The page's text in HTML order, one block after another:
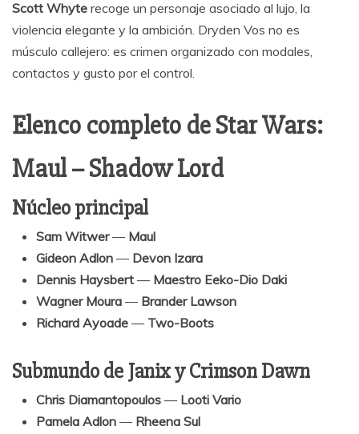
Scott Whyte recoge un personaje asociado al lujo, la
violencia elegante y la ambición. Dryden Vos no es
músculo callejero: es crimen organizado con modales,
contactos y gusto por el control.
Elenco completo de Star Wars:
Maul – Shadow Lord
Núcleo principal
Sam Witwer— Maul
Gideon Adlon — Devon Izara
Dennis Haysbert — Maestro Eeko-Dio Daki
Wagner Moura — Brander Lawson
Richard Ayoade — Two-Boots
Submundo de Janix y Crimson Dawn
Chris Diamantopoulos — Looti Vario
Pamela Adlon — Rheena Sul